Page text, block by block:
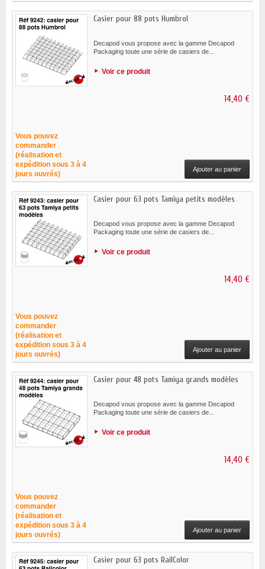
Casier pour 88 pots Humbrol
Decapod vous propose avec la gamme Decapod
Packaging toute une série de casiers de...
Voir ce produit
14,40 €
Vous pouvez
commander
(réalisation et
expédition sous 3 à 4
jours ouvrés)
Ajouter au panier
Casier pour 63 pots Tamiya petits modèles
Decapod vous propose avec la gamme Decapod
Packaging toute une série de casiers de...
Voir ce produit
14,40 €
Vous pouvez
commander
(réalisation et
expédition sous 3 à 4
jours ouvrés)
Ajouter au panier
Casier pour 48 pots Tamiya grands modèles
Decapod vous propose avec la gamme Decapod
Packaging toute une série de casiers de...
Voir ce produit
14,40 €
Vous pouvez
commander
(réalisation et
expédition sous 3 à 4
jours ouvrés)
Ajouter au panier
Casier pour 63 pots RailColor